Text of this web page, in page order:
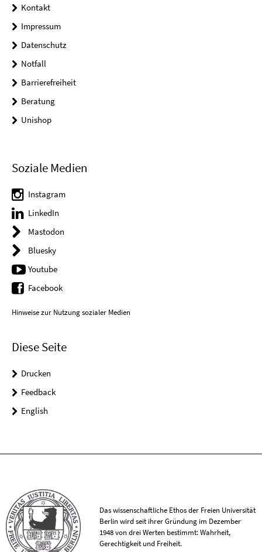
Kontakt
Impressum
Datenschutz
Notfall
Barrierefreiheit
Beratung
Unishop
Soziale Medien
Instagram
LinkedIn
Mastodon
Bluesky
Youtube
Facebook
Hinweise zur Nutzung sozialer Medien
Diese Seite
Drucken
Feedback
English
Das wissenschaftliche Ethos der Freien Universität
Berlin wird seit ihrer Gründung im Dezember
1948 von drei Werten bestimmt: Wahrheit,
Gerechtigkeit und Freiheit.